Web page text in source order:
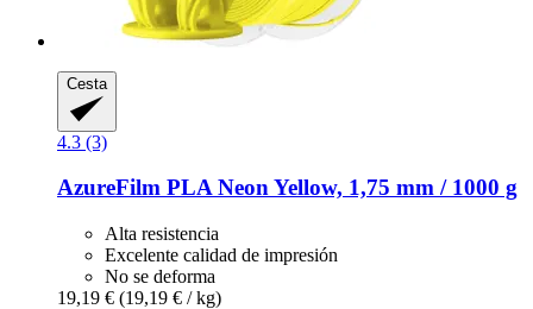
Cesta
4.3 (3)
AzureFilm PLA Neon Yellow, 1,75 mm / 1000 g
Alta resistencia
Excelente calidad de impresión
No se deforma
19,19 € (19,19 € / kg)